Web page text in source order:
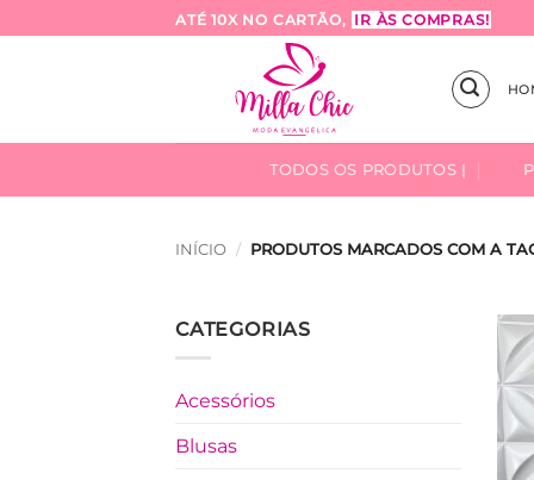
to
ATÉ 10X NO CARTÃO, IR ÀS COMPRAS!
TODOS OS PRODUTOS |
INÍCIO / PRODUTOS MARCADOS COM A
CATEGORIAS
Acessórios
Blusas